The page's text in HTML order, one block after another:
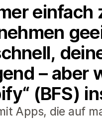
– aber
(BFS)
Apps, die auf